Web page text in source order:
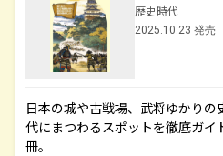
歴史時代
2025.10.23 発売
日本の城や古戦場、武将ゆかり
代にまつわるスポットを徹底ガ
冊。